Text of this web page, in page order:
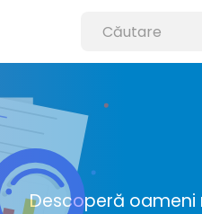
Descoperă oameni